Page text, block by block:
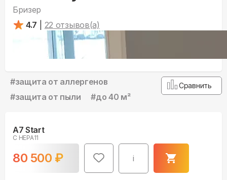
Бризер
4.7
22 отзывов(а)
#защита от аллергенов
#защита от пыли #до 40 м²
Сравнить
A7 Start
С HEPA11
80 500 ₽ i